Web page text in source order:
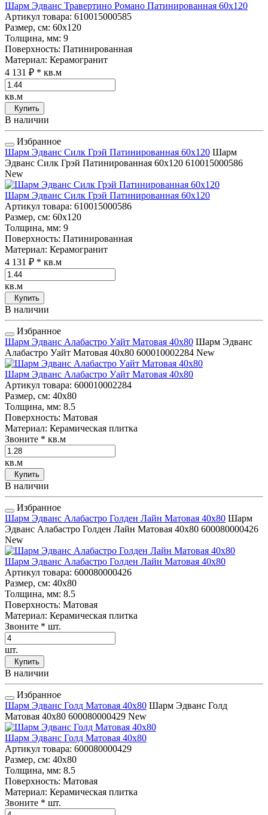
Шарм Эдванс Травертино Романо Патинированная 60x120
Артикул товара: 610015000585
Размер, см: 60x120
Толщина, мм: 9
Поверхность: Патинированная
Материал: Керамогранит
4 131 ₽ * кв.м
кв.м
Купить
В наличии
Избранное
Шарм Эдванс Силк Грэй Патинированная 60x120 Шарм
Эдванс Силк Грэй Патинированная 60x120 610015000586
New
Шарм Эдванс Силк Грэй Патинированная 60x120
Артикул товара: 610015000586
Размер, см: 60x120
Толщина, мм: 9
Поверхность: Патинированная
Материал: Керамогранит
4 131 ₽ * кв.м
кв.м
Купить
В наличии
Избранное
Шарм Эдванс Алабастро Уайт Матовая 40x80 Шарм Эдванс
Алабастро Уайт Матовая 40x80 600010002284 New
Шарм Эдванс Алабастро Уайт Матовая 40x80
Артикул товара: 600010002284
Размер, см: 40x80
Толщина, мм: 8.5
Поверхность: Матовая
Материал: Керамическая плитка
Звоните * кв.м
кв.м
Купить
В наличии
Избранное
Шарм Эдванс Алабастро Голден Лайн Матовая 40x80 Шарм
Эдванс Алабастро Голден Лайн Матовая 40x80 600080000426
New
Шарм Эдванс Алабастро Голден Лайн Матовая 40x80
Артикул товара: 600080000426
Размер, см: 40x80
Толщина, мм: 8.5
Поверхность: Матовая
Материал: Керамическая плитка
Звоните * шт.
шт.
Купить
В наличии
Избранное
Шарм Эдванс Голд Матовая 40x80 Шарм Эдванс Голд
Матовая 40x80 600080000429 New
Шарм Эдванс Голд Матовая 40x80
Артикул товара: 600080000429
Размер, см: 40x80
Толщина, мм: 8.5
Поверхность: Матовая
Материал: Керамическая плитка
Звоните * шт.